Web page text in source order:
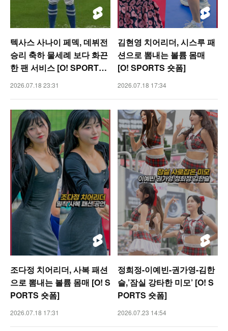
텍사스 사나이 페덱, 데뷔전
승리 축하 물세례 보다 화끈
한 팬 서비스 [O! SPORTS
숏폼]
2026.07.18 23:31
김현영 치어리더, 시스루 패
션으로 뽐내는 볼륨 몸매
[O! SPORTS 숏폼]
2026.07.18 17:34
조다정 치어리더, 사복 패션
으로 뽐내는 볼륨 몸매 [O! S
PORTS 숏폼]
2026.07.18 17:31
정희정-이예빈-권가영-김한
슬,’잠실 강타한 미모’ [O! S
PORTS 숏폼]
2026.07.23 14:54